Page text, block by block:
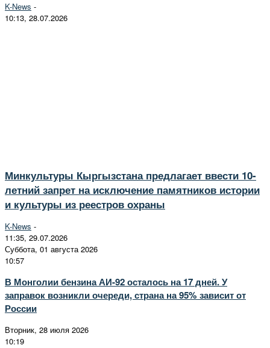
K-News -
10:13, 28.07.2026
Минкультуры Кыргызстана предлагает ввести 10-
летний запрет на исключение памятников истории
и культуры из реестров охраны
K-News -
11:35, 29.07.2026
Суббота, 01 августа 2026
10:57
В Монголии бензина АИ-92 осталось на 17 дней. У
заправок возникли очереди, страна на 95% зависит от
России
Вторник, 28 июля 2026
10:19